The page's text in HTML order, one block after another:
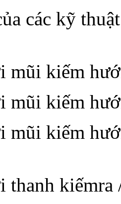
các kỹ
mũi kiếm
mũi kiếm
mũi kiếm
thanh